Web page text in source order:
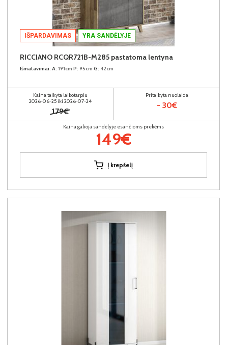
IŠPARDAVIMAS YRA SANDĖLYJE
RICCIANO RCQR721B-M285 pastatoma lentyna
Išmatavimai: A: 191cm P: 95cm G: 42cm
Kaina taikyta laikotarpiu
2026-06-25 iki 2026-07-24
179€
Pritaikyta nuolaida
- 30€
Kaina galioja sandėlyje esančioms prekėms
149€
Į krepšelį